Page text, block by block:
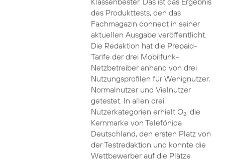
des Produkttests, den das
Fachmagazin connect in seiner
aktuellen Ausgabe veröffentlicht.
Die Redaktion hat die Prepaid-
Tarife der drei Mobilfunk-
Netzbetreiber anhand von drei
Nutzungsprofilen für Wenignutzer,
Normalnutzer und Vielnutzer
getestet. In allen drei
Nutzerkategorien erhielt O2, die
Kernmarke von Telefónica
Deutschland, den ersten Platz von
der Testredaktion und konnte die
Wettbewerber auf die Plätze